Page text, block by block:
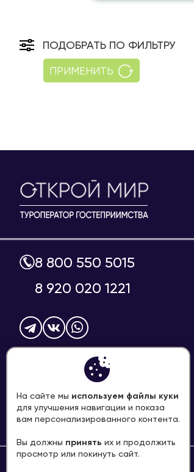
ПОДОБРАТЬ ПО ФИЛЬТРУ
ПРИМЕНИТЬ
8 800 550 5015
8 920 020 1221
info@welcome-mir.ru
ПЕРЕЗВОНИТЕ МНЕ
На сайте мы используем файлы куки
для улучшения навигации и показа
вам персонализированного контента.
Вы должны принять их и продолжить
просмотр или покинуть сайт.